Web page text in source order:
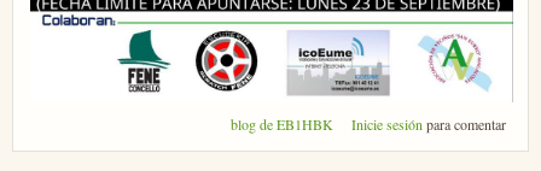
blog de EB1HBK Inicie sesiónpara comentar